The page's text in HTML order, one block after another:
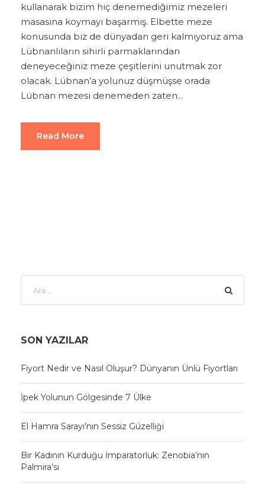
kullanarak bizim hiç denemediğimiz mezeleri
masasına koymayı başarmış. Elbette meze
konusunda biz de dünyadan geri kalmıyoruz ama
Lübnanlıların sihirli parmaklarından
deneyeceğiniz meze çeşitlerini unutmak zor
olacak. Lübnan’a yolunuz düşmüşse orada
Lübnan mezesi denemeden zaten...
Read More
SON YAZILAR
Fiyort Nedir ve Nasıl Oluşur? Dünyanın Ünlü Fiyortları
İpek Yolunun Gölgesinde 7 Ülke
El Hamra Sarayı’nın Sessiz Güzelliği
Bir Kadının Kurduğu İmparatorluk: Zenobia’nın
Palmira’sı